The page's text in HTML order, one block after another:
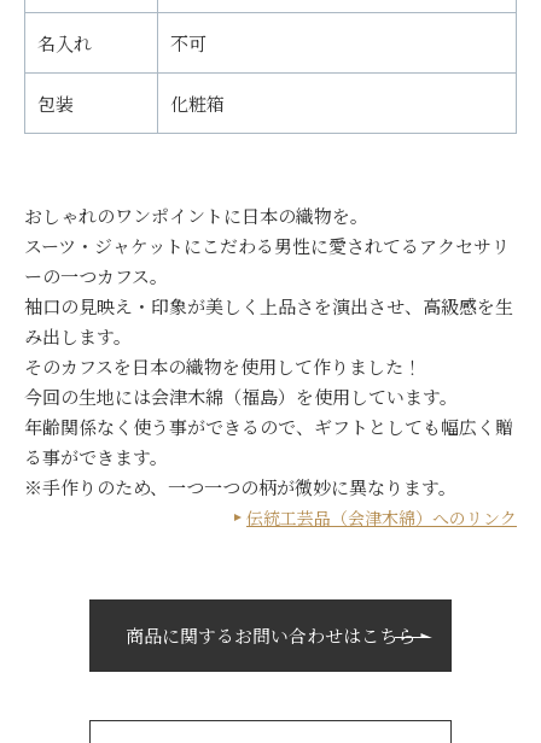
名入れ 不可
包装 化粧箱
おしゃれのワンポイントに日本の織物を。
スーツ・ジャケットにこだわる男性に愛されてるアクセサリ
ーの一つカフス。
袖口の見映え・印象が美しく上品さを演出させ、高級感を生
み出します。
そのカフスを日本の織物を使用して作りました！
今回の生地には会津木綿（福島）を使用しています。
年齢関係なく使う事ができるので、ギフトとしても幅広く贈
る事ができます。
※手作りのため、一つ一つの柄が微妙に異なります。
伝統工芸品（会津木綿）へのリンク
商品に関するお問い合わせはこちら